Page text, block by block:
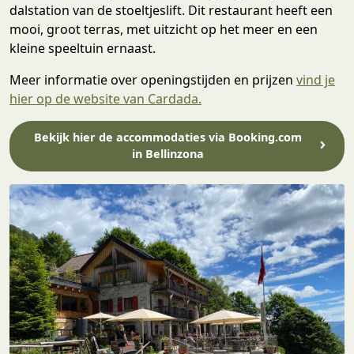
dalstation van de stoeltjeslift. Dit restaurant heeft een
mooi, groot terras, met uitzicht op het meer en een
kleine speeltuin ernaast.
Meer informatie over openingstijden en prijzen vind je
hier op de website van Cardada.
Bekijk hier de accommodaties via Booking.com
in Bellinzona